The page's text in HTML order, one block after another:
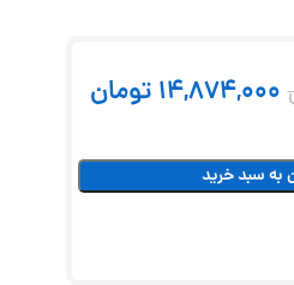
14,874,000 تومان
به سبد خرید